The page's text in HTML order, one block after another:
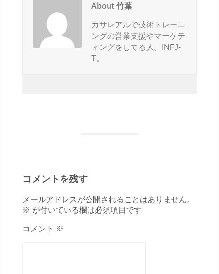
About 竹葉
カサレアルで技術トレーニ
ングの営業支援やマーケテ
ィングをしてる人。INFJ-
T。
コメントを残す
メールアドレスが公開されることはありません。
※ が付いている欄は必須項目です
コメント ※